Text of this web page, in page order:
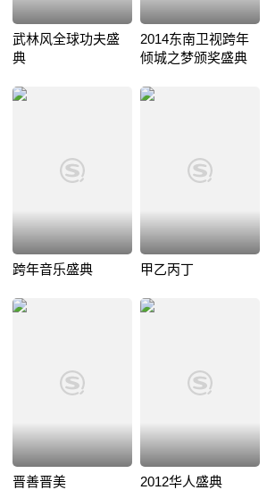
武林风全球功夫盛
典
2014东南卫视跨年
倾城之梦颁奖盛典
跨年音乐盛典 甲乙丙丁
晋善晋美 2012华人盛典